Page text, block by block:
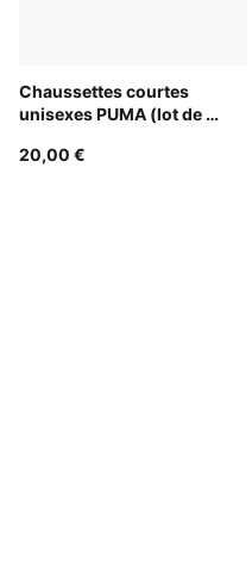
Chaussettes courtes
unisexes PUMA (lot de 6
20,00 €